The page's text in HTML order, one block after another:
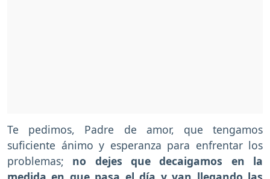
Te pedimos, Padre de amor, que tengamos
suficiente ánimo y esperanza para enfrentar los
problemas; no dejes que decaigamos en la